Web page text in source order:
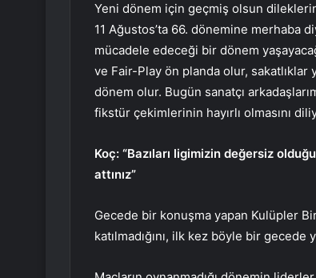
Yeni dönem için geçmiş olsun
11 Ağustos’ta 66. dönemine merhaba
mücadele edeceği bir dönem
ve Fair-Play ön planda olur,
dönem olur. Bugün sanatçı
fikstür çekimlerinin hayırlı olmasını
Koç: “Bazıları ligimizin değersiz
attınız”
Gecede bir konuşma yapan Kulüpler
katılmadığını, ilk kez böyle bir gecede